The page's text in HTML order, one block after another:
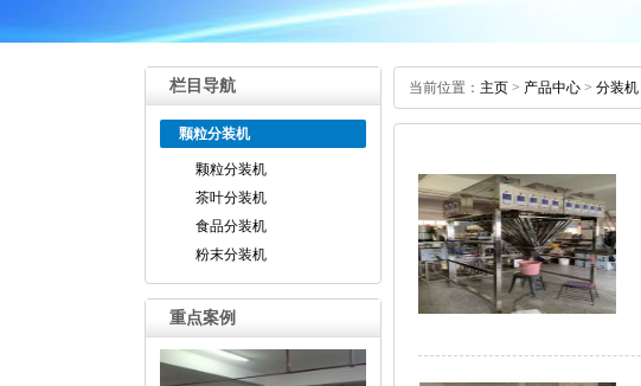
栏目导航
颗粒分装机
颗粒分装机
茶叶分装机
食品分装机
粉末分装机
重点案例
当前位置： 主页 > 产品中心 > 分装机